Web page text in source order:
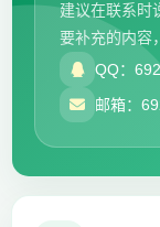
建议在联系时
要补充的内容
QQ：
邮箱：